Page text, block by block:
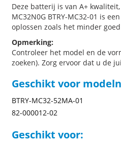
Deze batterij is van A+
MC32N0G BTRY-MC32-01 is
oplossen zoals het minder
Opmerking:
Controleer het model en de
zoeken). Zorg ervoor dat u de
Geschikt voor
BTRY-MC32-52MA-01
82-000012-02
Geschikt voor: